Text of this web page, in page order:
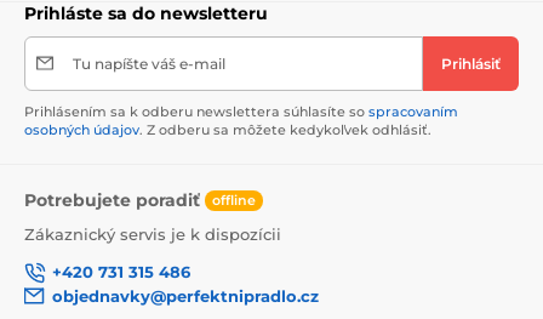
Prihláste sa do newsletteru
Tu napíšte váš e-mail Prihlásiť
Prihlásením sa k odberu newslettera súhlasíte so spracovaním
osobných údajov. Z odberu sa môžete kedykoľvek odhlásiť.
Potrebujete poradiť offline
Zákaznický servis je k dispozícii
+420 731 315 486
objednavky@perfektnipradlo.cz